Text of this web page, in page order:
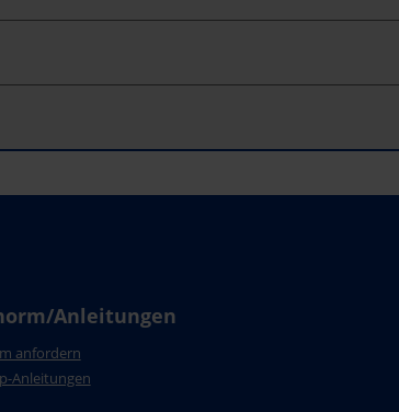
Anleitungen
anfordern
Anleitungen